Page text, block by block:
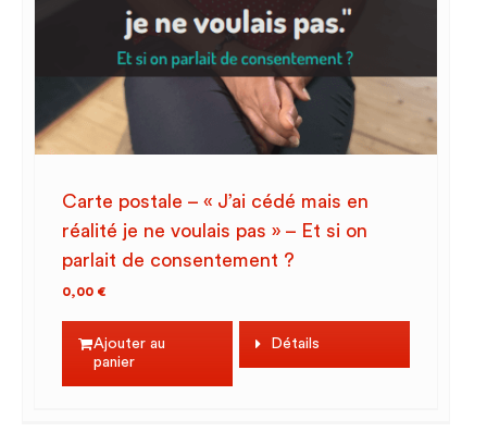
Carte postale – « J’ai cédé mais en
réalité je ne voulais pas » – Et si on
parlait de consentement ?
0,00 €
Ajouter au
panier
Détails